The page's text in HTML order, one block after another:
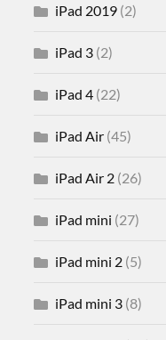
iPad 2019 (2)
iPad 3 (2)
iPad 4 (22)
iPad Air (45)
iPad Air 2 (26)
iPad mini (27)
iPad mini 2 (5)
iPad mini 3 (8)